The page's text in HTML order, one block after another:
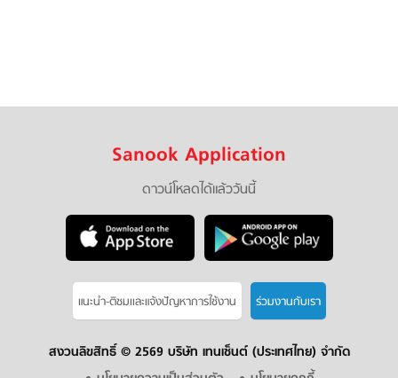
Sanook Application
ดาวน์โหลดได้แล้ววันนี้
แนะนำ-ติชมเเละแจ้งปัญหาการใช้งาน ร่วมงานกับเรา
สงวนลิขสิทธิ์ © 2569 บริษัท เทนเซ็นต์ (ประเทศไทย) จำกัด